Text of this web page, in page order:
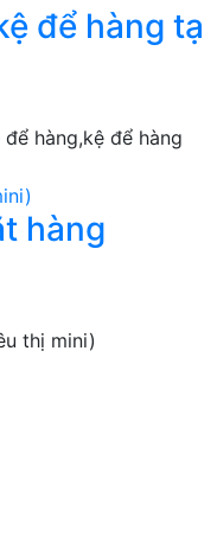
để hàng tạ
hàng,kệ để hàng
hàng
thị mini)